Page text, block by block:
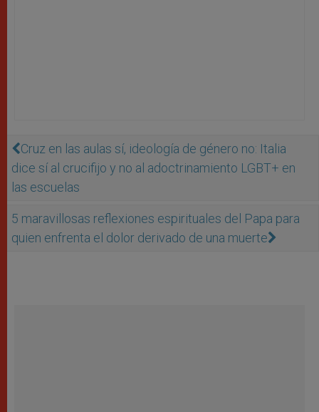
Cruz en las aulas sí, ideología de género no: Italia
dice sí al crucifijo y no al adoctrinamiento LGBT+ en
las escuelas
5 maravillosas reflexiones espirituales del Papa para
quien enfrenta el dolor derivado de una muerte